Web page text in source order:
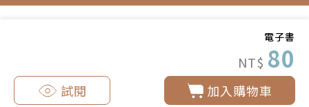
電子書
NT$ 80
加入購物車
試閱